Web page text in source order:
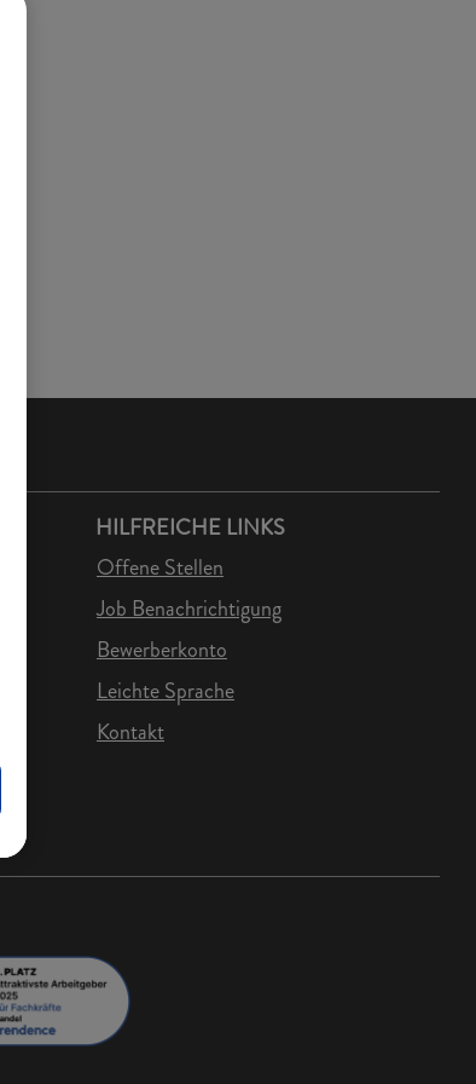
HILFREICHE LINKS
Offene Stellen
Job Benachrichtigung
Bewerberkonto
Leichte Sprache
Kontakt